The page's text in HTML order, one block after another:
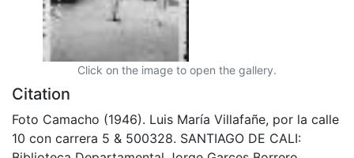
Click on the image to open the gallery.
Citation
Foto Camacho (1946). Luis María Villafañe, por la calle
10 con carrera 5 & 500328. SANTIAGO DE CALI: